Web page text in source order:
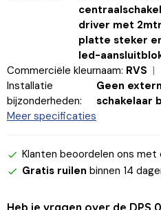
driver met
platte steker
led-
Commerciële kleurnaam: RVS
Installatie
bijzonderheden:
Geen
schakelaar
Meer specificaties
Klanten beoordelen ons met
Gratis ruilen binnen 14